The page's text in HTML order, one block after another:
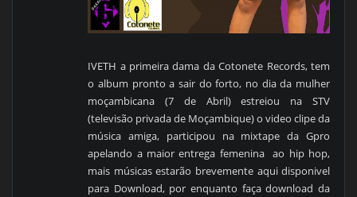
IVETH a primeira dama da Cotonete Records, tem
o album pronto a sair do forto, no dia da mulher
moçambicana (7 de Abril) estreiou na STV
(televisão privada de Moçambique) o video clipe da
música amiga, participou na mixtape da Gpro
apelando a maior entrega femenina ao hip hop,
mais músicas estarão brevemente aqui disponivel
para Download, por enquanto faça download da